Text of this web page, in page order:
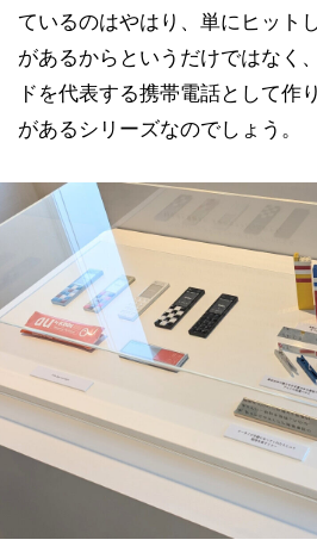
ているのはやはり、単にヒット
があるからというだけではなく
ドを代表する携帯電話として作
があるシリーズなのでしょう。